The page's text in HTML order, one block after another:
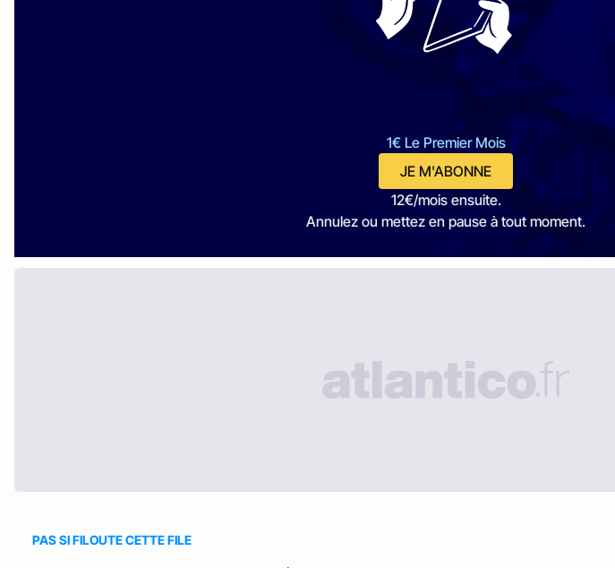
1€ Le Premier Mois
JE M'ABONNE
12€/mois ensuite.
Annulez ou mettez en pause à tout moment.
PAS SI FILOUTE CETTE FILE